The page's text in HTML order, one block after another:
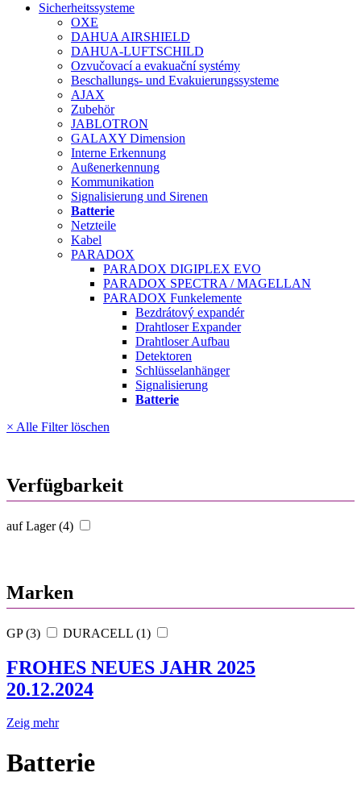
Sicherheitssysteme
OXE
DAHUA AIRSHIELD
DAHUA-LUFTSCHILD
Ozvučovací a evakuační systémy
Beschallungs- und Evakuierungssysteme
AJAX
Zubehör
JABLOTRON
GALAXY Dimension
Interne Erkennung
Außenerkennung
Kommunikation
Signalisierung und Sirenen
Batterie
Netzteile
Kabel
PARADOX
PARADOX DIGIPLEX EVO
PARADOX SPECTRA / MAGELLAN
PARADOX Funkelemente
Bezdrátový expandér
Drahtloser Expander
Drahtloser Aufbau
Detektoren
Schlüsselanhänger
Signalisierung
Batterie
× Alle Filter löschen
Verfügbarkeit
auf Lager (4)
Marken
GP (3) DURACELL (1)
FROHES NEUES JAHR 2025
20.12.2024
Zeig mehr
Batterie